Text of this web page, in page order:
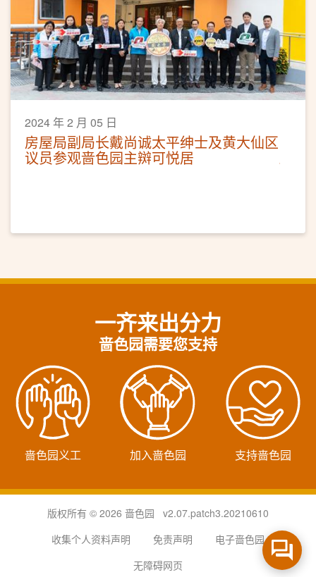
2024 年 2 月 05 日
房屋局副局长戴尚诚太平绅士及黄大仙区
议员参观啬色园主辬可悦居
一齐来出分力
啬色园需要您支持
啬色园义工 加入啬色园 支持啬色园
版权所有 © 2026 啬色园 v2.07.patch3.20210610
收集个人资料声明
免责声明
电子啬色园
无障碍网页